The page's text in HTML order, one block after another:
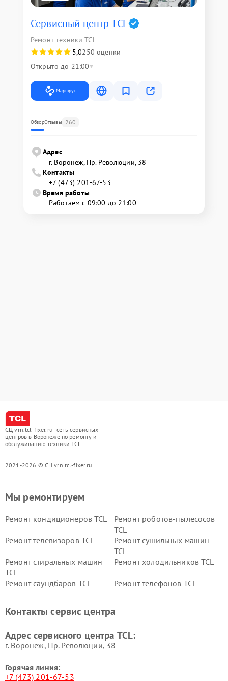
Сервисный центр TCL
Ремонт техники TCL
5,0250 оценки
Открыто до 21:00
Маршрут
ОбзорОтзывы 260
Адрес
г. Воронеж, Пр. Революции, 38
Контакты
+7 (473) 201-67-53
Время работы
Работаем с 09:00 до 21:00
СЦ vrn.tcl-fixer.ru - сеть сервисных
центров в Воронеже по ремонту и
обслуживанию техники TCL
2021-2026 © СЦ vrn.tcl-fixer.ru
Мы ремонтируем
Ремонт кондиционеров TCL
Ремонт роботов-пылесосов
TCL
Ремонт телевизоров TCL
Ремонт сушильных машин
TCL
Ремонт стиральных машин
TCL
Ремонт холодильников TCL
Ремонт саундбаров TCL Ремонт телефонов TCL
Контакты сервис центра
Адрес сервисного центра TCL:
г. Воронеж, Пр. Революции, 38
Горячая линия:
+7 (473) 201-67-53